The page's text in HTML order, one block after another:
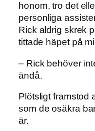
honom, tro det
personliga
Rick aldrig skrek
tittade häpet på
– Rick behöver
ändå.
Plötsligt framstod
som de osäkra
är.